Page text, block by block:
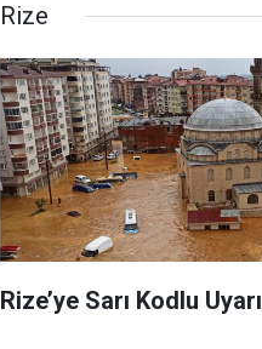
Rize
Rize’ye Sarı Kodlu Uyarı